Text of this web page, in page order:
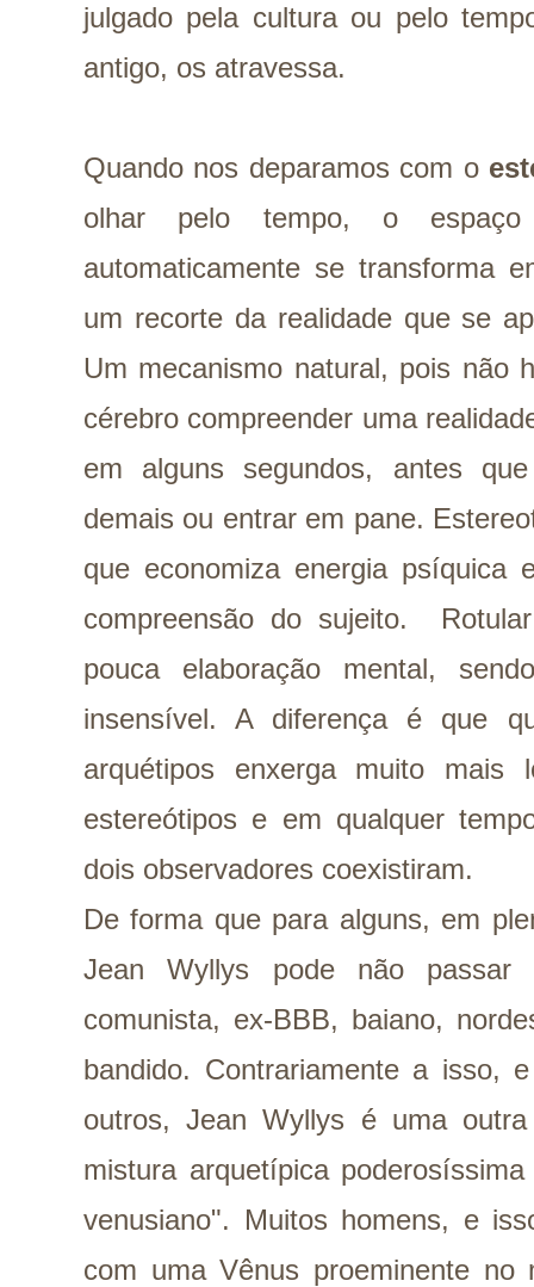
julgado pela cultura ou pelo
antigo, os atravessa.
Quando nos deparamos com o
olhar pelo tempo, o
automaticamente se transforma
um recorte da realidade que se
Um mecanismo natural, pois não
cérebro compreender uma
em alguns segundos, antes
demais ou entrar em pane.
que economiza energia psíquica
compreensão do sujeito.
pouca elaboração mental,
insensível. A diferença é que
arquétipos enxerga muito mais
estereótipos e em qualquer
dois observadores coexistiram.
De forma que para alguns, em
Jean Wyllys pode não passar
comunista, ex-BBB, baiano,
bandido. Contrariamente a isso,
outros, Jean Wyllys é uma
mistura arquetípica
venusiano". Muitos homens, e
com uma Vênus proeminente